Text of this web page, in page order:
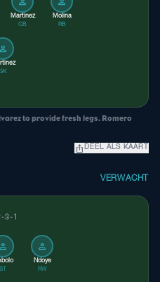
Martinez
CB
Molina
RB
person
to provide fresh legs. Romero
ios_share DEEL ALS KAART
VERWACHT
3-1
person
ST
person
Ndoye
RW